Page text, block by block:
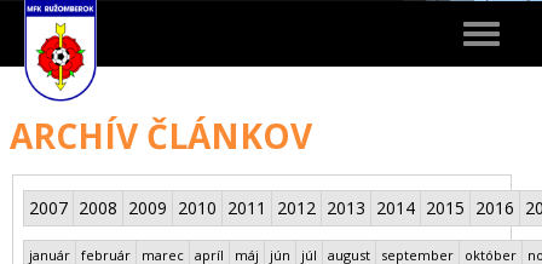
Toggle
ARCHÍV ČLÁNKOV
2007 2008 2009 2010 2011 2012 2013 2014 2015 2016
január február marec apríl máj jún júl august september október